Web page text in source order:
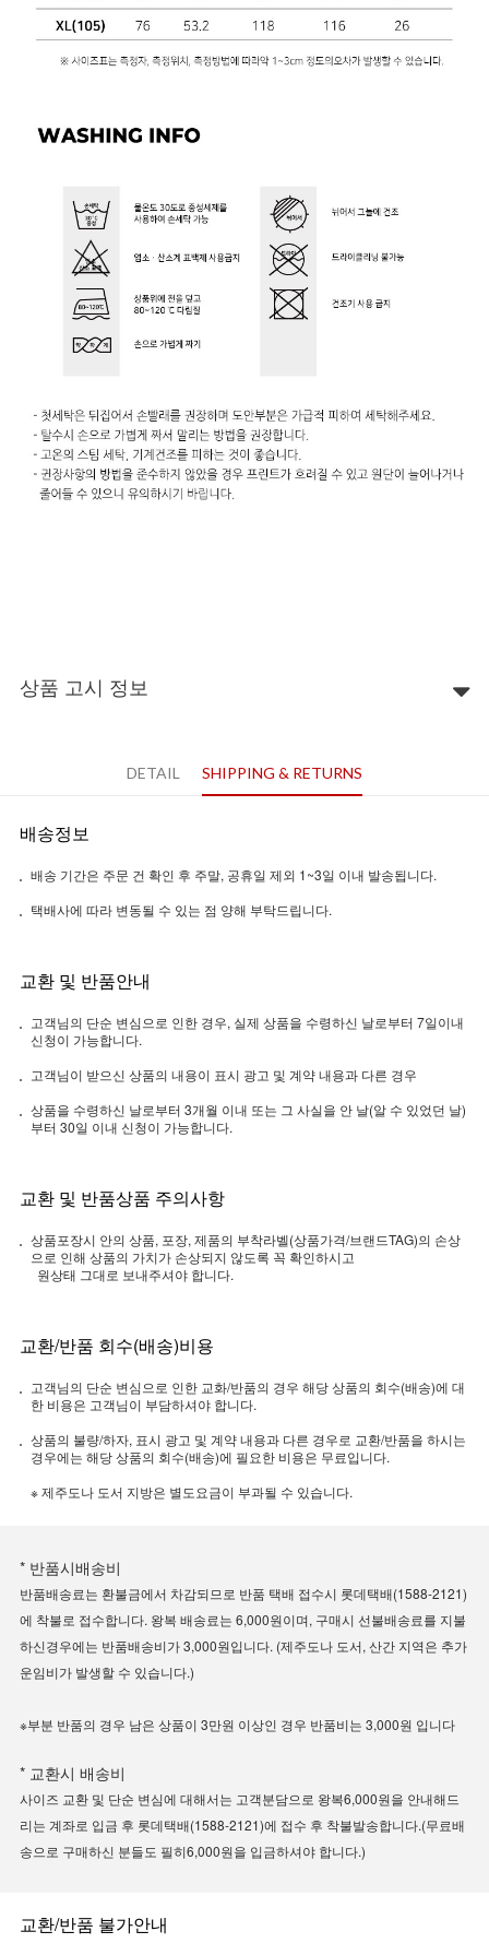
상품 고시 정보
DETAIL SHIPPING & RETURNS
배송정보
배송 기간은 주문 건 확인 후 주말, 공휴일 제외 1~3일 이내 발송됩니다.
택배사에 따라 변동될 수 있는 점 양해 부탁드립니다.
교환 및 반품안내
고객님의 단순 변심으로 인한 경우, 실제 상품을 수령하신 날로부터 7일이내
신청이 가능합니다.
고객님이 받으신 상품의 내용이 표시 광고 및 계약 내용과 다른 경우
상품을 수령하신 날로부터 3개월 이내 또는 그 사실을 안 날(알 수 있었던 날)
부터 30일 이내 신청이 가능합니다.
교환 및 반품상품 주의사항
상품포장시 안의 상품, 포장, 제품의 부착라벨(상품가격/브랜드TAG)의 손상
으로 인해 상품의 가치가 손상되지 않도록 꼭 확인하시고
원상태 그대로 보내주셔야 합니다.
교환/반품 회수(배송)비용
고객님의 단순 변심으로 인한 교화/반품의 경우 해당 상품의 회수(배송)에 대
한 비용은 고객님이 부담하셔야 합니다.
상품의 불량/하자, 표시 광고 및 계약 내용과 다른 경우로 교환/반품을 하시는
경우에는 해당 상품의 회수(배송)에 필요한 비용은 무료입니다.
※ 제주도나 도서 지방은 별도요금이 부과될 수 있습니다.
* 반품시배송비
반품배송료는 환불금에서 차감되므로 반품 택배 접수시 롯데택배(1588-2121)
에 착불로 접수합니다. 왕복 배송료는 6,000원이며, 구매시 선불배송료를 지불
하신경우에는 반품배송비가 3,000원입니다. (제주도나 도서, 산간 지역은 추가
운임비가 발생할 수 있습니다.)
※부분 반품의 경우 남은 상품이 3만원 이상인 경우 반품비는 3,000원 입니다
* 교환시 배송비
사이즈 교환 및 단순 변심에 대해서는 고객분담으로 왕복6,000원을 안내해드
리는 계좌로 입금 후 롯데택배(1588-2121)에 접수 후 착불발송합니다.(무료배
송으로 구매하신 분들도 필히6,000원을 입금하셔야 합니다.)
교환/반품 불가안내